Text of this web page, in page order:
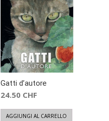
Gatti d’autore
24.50 CHF
AGGIUNGI AL CARRELLO